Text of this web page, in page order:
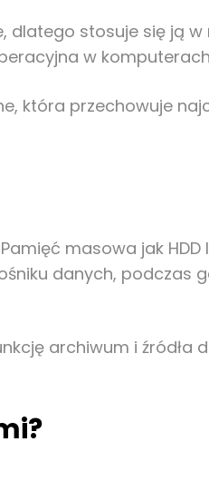
dlatego stosuje się ją
w
która przechowuje
masowa jak HDD
danych, podczas
archiwum i źródła